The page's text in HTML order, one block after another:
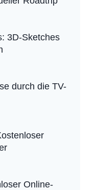
3D-Sketches
durch die TV-
Online-